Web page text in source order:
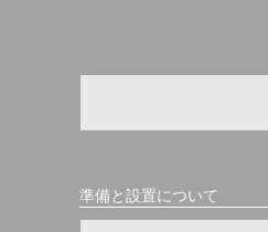
準備と設置について